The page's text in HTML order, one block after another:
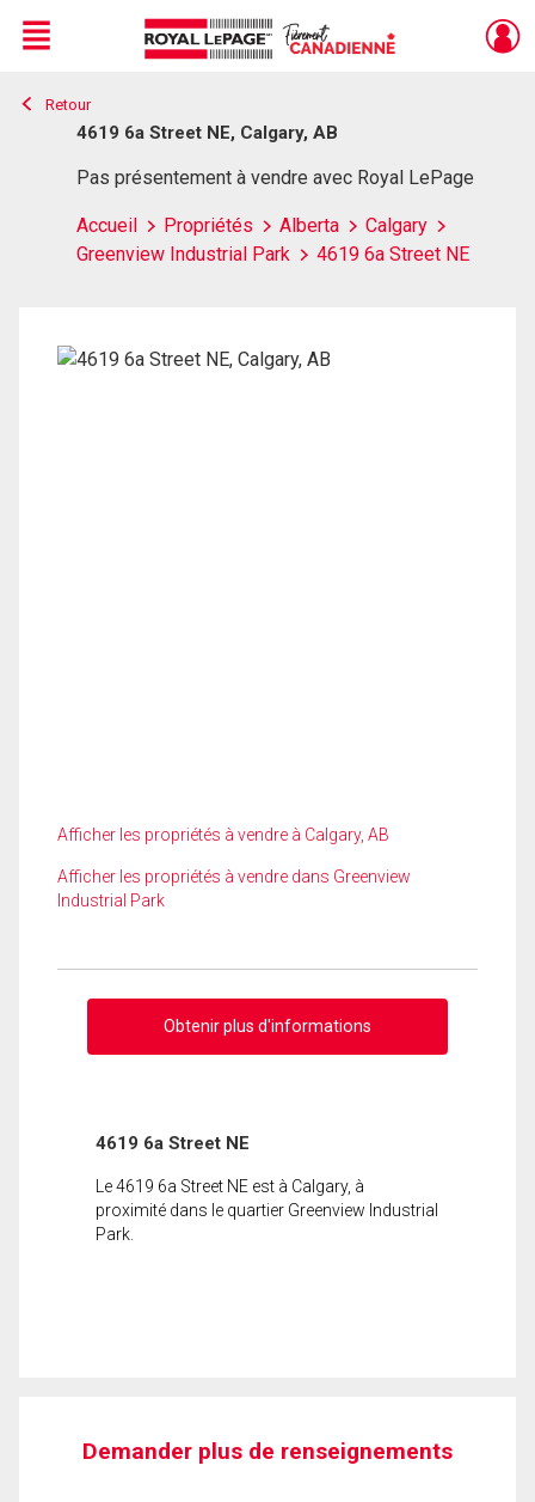
Live
En Direct
Menu
Retour
4619 6a Street NE, Calgary, AB
Pas présentement à vendre avec Royal LePage
Accueil Propriétés Alberta
Calgary
Greenview Industrial Park
4619 6a Street NE
Afficher les propriétés à vendre à Calgary, AB
Afficher les propriétés à vendre dans Greenview
Industrial Park
Obtenir plus d'informations
4619 6a Street NE
Le 4619 6a Street NE est à Calgary, à
proximité dans le quartier Greenview Industrial
Park.
Demander plus de renseignements